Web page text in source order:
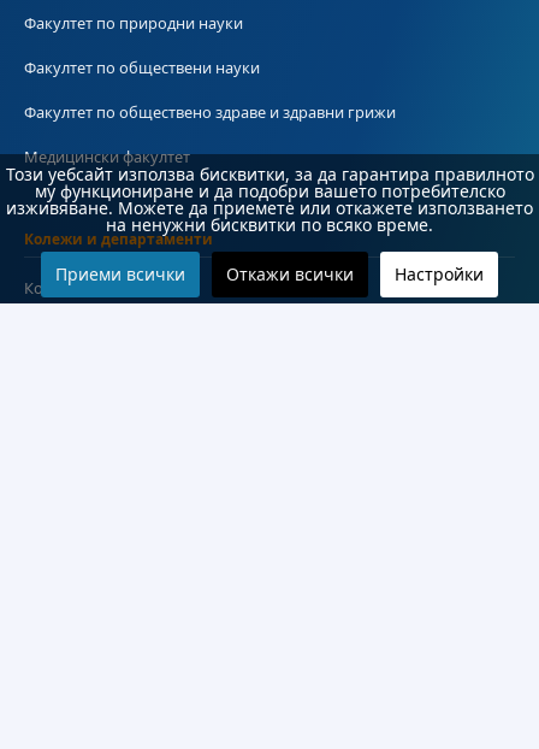
Факултет по природни науки
Факултет по обществени науки
Факултет по обществено здраве и здравни грижи
Медицински факултет
Колежи и департаменти
Колеж по туризъм
Този уебсайт използва бисквитки, за да гарантира правилното
му функциониране и да подобри вашето потребителско
изживяване. Можете да приемете или откажете използването
на ненужни бисквитки по всяко време.
Приеми всички Откажи всички Настройки